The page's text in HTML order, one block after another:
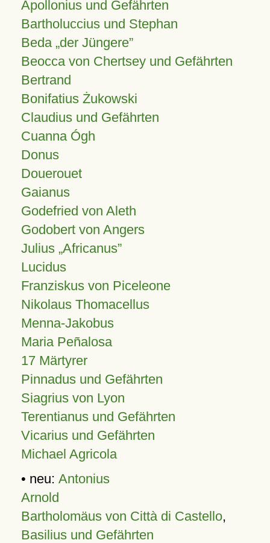
Apollonius und Gefährten
Bartholuccius und Stephan
Beda „der Jüngere”
Beocca von Chertsey und Gefährten
Bertrand
Bonifatius Żukowski
Claudius und Gefährten
Cuanna Ógh
Donus
Douerouet
Gaianus
Godefried von Aleth
Godobert von Angers
Julius Africanus
Lucidus
Franziskus von Piceleone
Nikolaus Thomacellus
Menna-Jakobus
Maria Peñalosa
17 Märtyrer
Pinnadus und Gefährten
Siagrius von Lyon
Terentianus und Gefährten
Vicarius und Gefährten
Michael Agricola
• neu: Antonius
Arnold
Bartholomäus von Città di Castello,
Basilius und Gefährten